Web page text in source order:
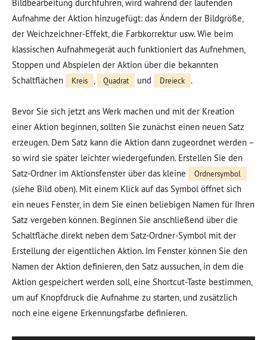
Bildbearbeitung durchführen, wird während der laufenden
Aufnahme der Aktion hinzugefügt: das Ändern der Bildgröße,
der Weichzeichner-Effekt, die Farbkorrektur usw. Wie beim
klassischen Aufnahmegerät auch funktioniert das Aufnehmen,
Stoppen und Abspielen der Aktion über die bekannten
Schaltflächen
Kreis , Quadrat und Dreieck .
Bevor Sie sich jetzt ans Werk machen und mit der Kreation
einer Aktion beginnen, sollten Sie zunächst einen neuen Satz
erzeugen. Dem Satz kann die Aktion dann zugeordnet werden –
so wird sie später leichter wiedergefunden. Erstellen Sie den
Satz-Ordner im Aktionsfenster über das kleine
Ordnersymbol
(siehe Bild oben). Mit einem Klick auf das Symbol öffnet sich
ein neues Fenster, in dem Sie einen beliebigen Namen für Ihren
Satz vergeben können. Beginnen Sie anschließend über die
Schaltfläche direkt neben dem Satz-Ordner-Symbol mit der
Erstellung der eigentlichen Aktion. Im Fenster können Sie den
Namen der Aktion definieren, den Satz aussuchen, in dem die
Aktion gespeichert werden soll, eine Shortcut-Taste bestimmen,
um auf Knopfdruck die Aufnahme zu starten, und zusätzlich
noch eine eigene Erkennungsfarbe definieren.